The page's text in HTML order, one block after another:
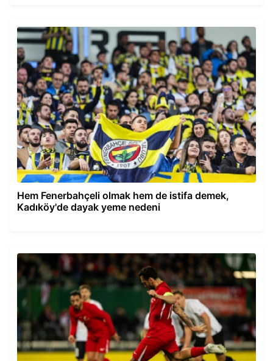
Hem Fenerbahçeli olmak hem de istifa demek,
Kadıköy'de dayak yeme nedeni